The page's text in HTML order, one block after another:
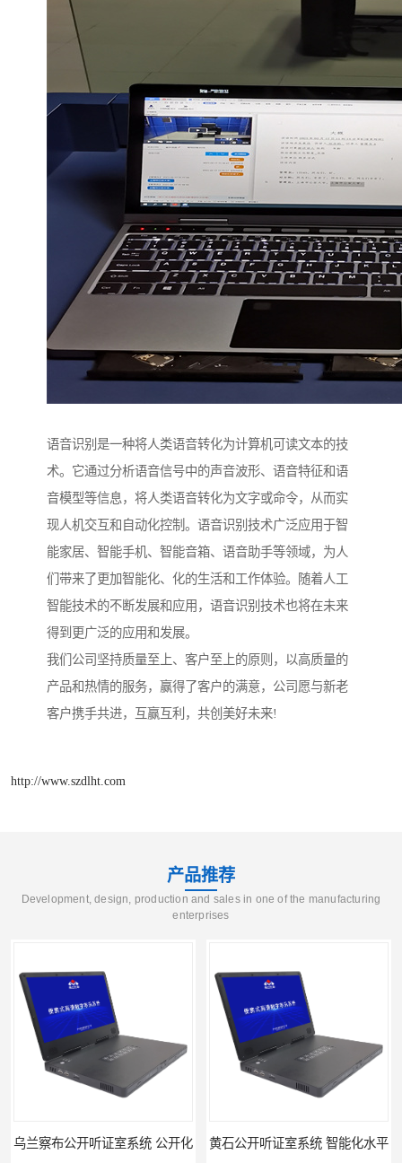
语音识别是一种将人类语音转化为计算机可读文本的技
术。它通过分析语音信号中的声音波形、语音特征和语
音模型等信息，将人类语音转化为文字或命令，从而实
现人机交互和自动化控制。语音识别技术广泛应用于智
能家居、智能手机、智能音箱、语音助手等领域，为人
们带来了更加智能化、化的生活和工作体验。随着人工
智能技术的不断发展和应用，语音识别技术也将在未来
得到更广泛的应用和发展。
我们公司坚持质量至上、客户至上的原则，以高质量的
产品和热情的服务，赢得了客户的满意，公司愿与新老
客户携手共进，互赢互利，共创美好未来!
http://www.szdlht.com
产品推荐
Development, design, production and sales in one of the manufacturing
enterprises
兰察布公开听证室系统 公开化 黄石公开听证室系统 智能化水平